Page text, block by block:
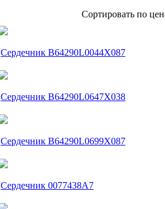
Cортировать по
Сердечник B64290L0044X087
Сердечник B64290L0647X038
Сердечник B64290L0699X087
Сердечник 0077438A7